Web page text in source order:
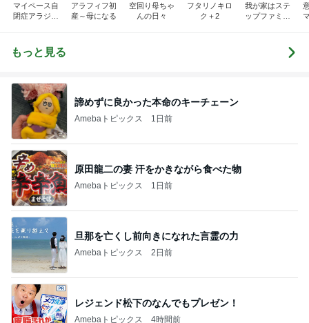
マイペース自
閉症アラジン
アラフィフ初
産～母になる
空回り母ちゃ
んの日々
フタリノキロ
ク＋2
我が家はステ
ップファミリ
もっと見る
諦めずに良かった本命のキーチェーン
Amebaトピックス 1日前
原田龍二の妻 汗をかきながら食べた物
Amebaトピックス 1日前
旦那を亡くし前向きになれた言霊の力
Amebaトピックス 2日前
レジェンド松下のなんでもプレゼン！
Amebaトピックス 4時間前